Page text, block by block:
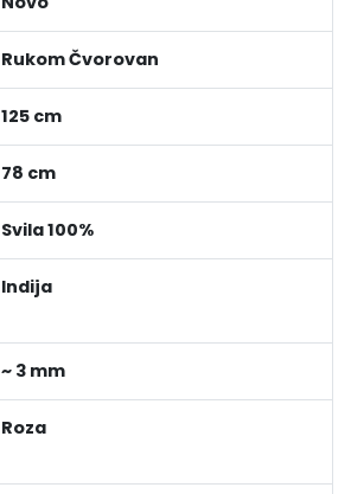
Rukom Čvorovan
125 cm
78 cm
Svila 100%
Indija
~ 3 mm
Roza